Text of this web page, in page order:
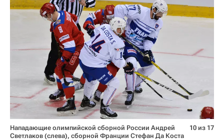
Нападающие олимпийской сборной России Андрей
Светлаков (слева), сборной Франции Стефан Да Коста
10 из 17